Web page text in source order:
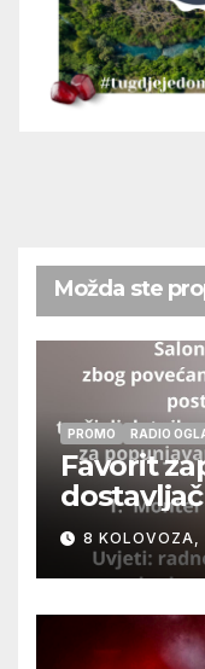
Možda ste
PROMO RADIO
Favorit
izvršitelja
8